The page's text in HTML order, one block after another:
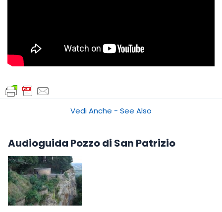
Vedi Anche - See Also
Audioguida Pozzo di San Patrizio